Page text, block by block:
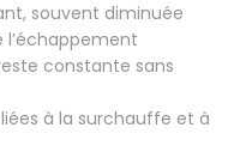
souvent diminuée
constante sans
à la surchauffe et à